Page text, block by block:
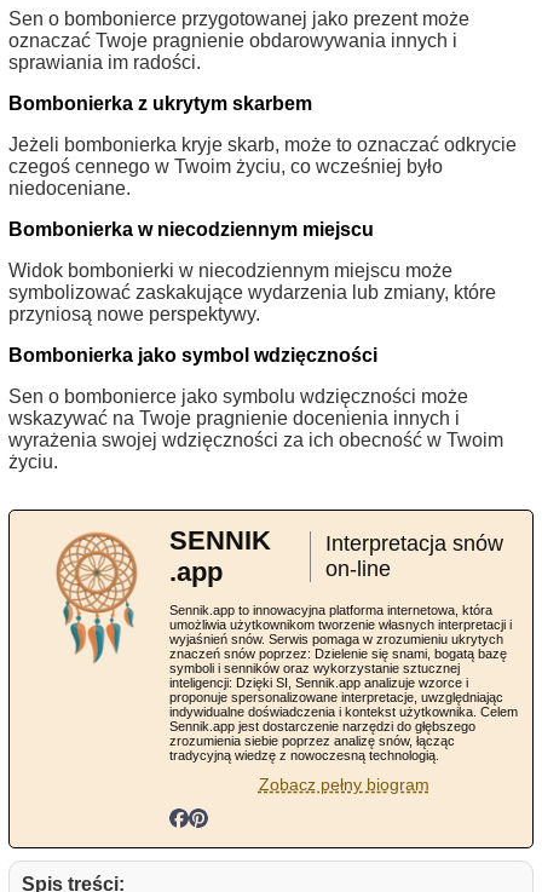
Sen o bombonierce przygotowanej jako prezent może
oznaczać Twoje pragnienie obdarowywania innych i
sprawiania im radości.
Bombonierka z ukrytym skarbem
Jeżeli bombonierka kryje skarb, może to oznaczać odkrycie
czegoś cennego w Twoim życiu, co wcześniej było
niedoceniane.
Bombonierka w niecodziennym miejscu
Widok bombonierki w niecodziennym miejscu może
symbolizować zaskakujące wydarzenia lub zmiany, które
przyniosą nowe perspektywy.
Bombonierka jako symbol wdzięczności
Sen o bombonierce jako symbolu wdzięczności może
wskazywać na Twoje pragnienie docenienia innych i
wyrażenia swojej wdzięczności za ich obecność w Twoim
życiu.
SENNIK
.app
Interpretacja snów
on-line
Sennik.app to innowacyjna platforma internetowa, która
umożliwia użytkownikom tworzenie własnych interpretacji i
wyjaśnień snów. Serwis pomaga w zrozumieniu ukrytych
znaczeń snów poprzez: Dzielenie się snami, bogatą bazę
symboli i senników oraz wykorzystanie sztucznej
inteligencji: Dzięki SI, Sennik.app analizuje wzorce i
proponuje spersonalizowane interpretacje, uwzględniając
indywidualne doświadczenia i kontekst użytkownika. Celem
Sennik.app jest dostarczenie narzędzi do głębszego
zrozumienia siebie poprzez analizę snów, łącząc
tradycyjną wiedzę z nowoczesną technologią.
Zobacz pełny biogram
Spis treści: